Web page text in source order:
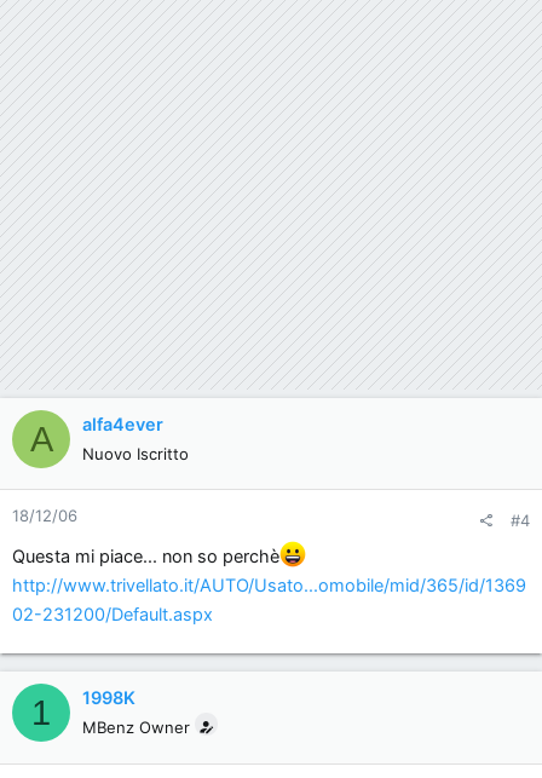
A alfa4ever
Nuovo Iscritto
18/12/06 #4
Questa mi piace... non so perchè
http://www.trivellato.it/AUTO/Usato...omobile/mid/365/id/1369
02-231200/Default.aspx
1 1998K
MBenz Owner